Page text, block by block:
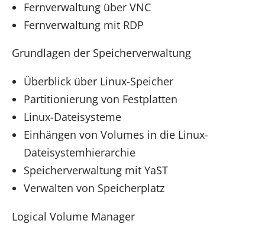
Fernverwaltung über VNC
Fernverwaltung mit RDP
Grundlagen der Speicherverwaltung
Überblick über Linux-Speicher
Partitionierung von Festplatten
Linux-Dateisysteme
Einhängen von Volumes in die Linux-
Dateisystemhierarchie
Speicherverwaltung mit YaST
Verwalten von Speicherplatz
Logical Volume Manager